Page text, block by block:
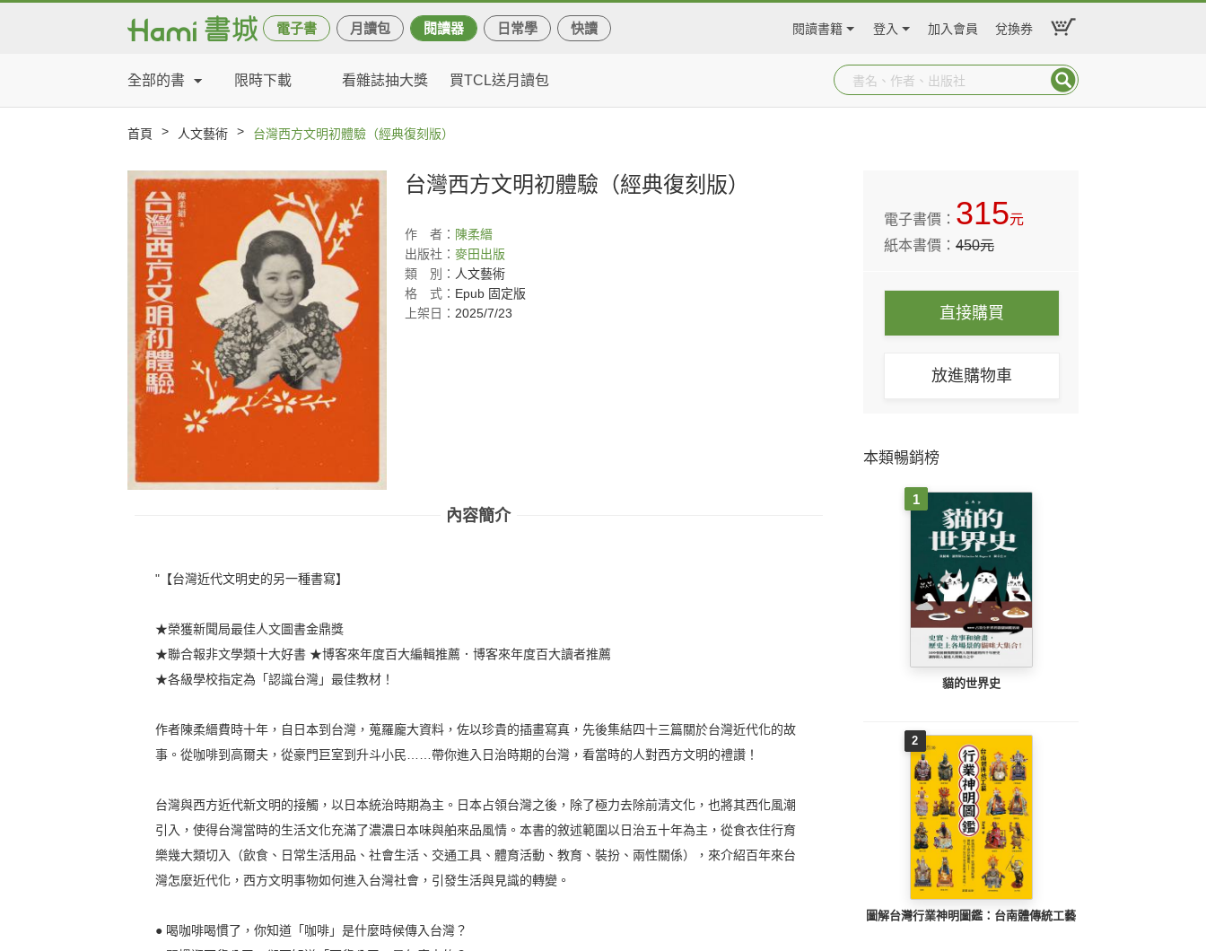
電子書 月讀包 閱讀器 日常學 快讀 閱讀書籍 登入 加入會員 兌換券
全部的書 限時下載 看雜誌抽大獎 買TCL送月讀包
首頁 > 人文藝術 > 台灣西方文明初體驗（經典復刻版）
台灣西方文明初體驗（經典復刻版）
作 者： 陳柔縉
出版社： 麥田出版
類
別： 人文藝術
格
式： Epub 固定版
上架日： 2025/7/23
內容簡介
"【台灣近代文明史的另一種書寫】
★榮獲新聞局最佳人文圖書金鼎獎
★聯合報非文學類十大好書 ★博客來年度百大編輯推薦．博客來年度百大讀者推薦
★各級學校指定為「認識台灣」最佳教材！
作者陳柔縉費時十年，自日本到台灣，蒐羅龐大資料，佐以珍貴的插畫寫真，先後集結四十三篇關於台灣近代化的故
事。從咖啡到高爾夫，從豪門巨室到升斗小民……帶你進入日治時期的台灣，看當時的人對西方文明的禮讚！
台灣與西方近代新文明的接觸，以日本統治時期為主。日本占領台灣之後，除了極力去除前清文化，也將其西化風潮
引入，使得台灣當時的生活文化充滿了濃濃日本味與舶來品風情。本書的敘述範圍以日治五十年為主，從食衣住行育
樂幾大類切入（飲食、日常生活用品、社會生活、交通工具、體育活動、教育、裝扮、兩性關係），來介紹百年來台
灣怎麼近代化，西方文明事物如何進入台灣社會，引發生活與見識的轉變。
● 喝咖啡喝慣了，你知道「咖啡」是什麼時候傳入台灣？
電子書價： 315元
紙本書價：450元
直接購買
放進購物車
本類暢銷榜
1
貓的世界史
2
圖解台灣行業神明圖鑑：台南體傳統工藝